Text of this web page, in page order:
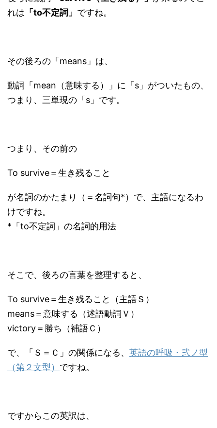
れは 「to不定詞」 ですね。
その後ろの「means」は、
動詞「mean（意味する）」に「s」がついたもの、
つまり、三単現の「s」です。
つまり、その前の
To survive＝生き残ること
が名詞のかたまり（＝名詞句*）で、主語になるわ
けですね。
*「to不定詞」の名詞的用法
そこで、後ろの言葉を整理すると、
To survive＝生き残ること（主語Ｓ）
means＝意味する（述語動詞Ｖ）
victory＝勝ち（補語Ｃ）
で、「Ｓ＝Ｃ」の関係になる、 英語の呼吸・弐ノ型
（第２文型） ですね。
ですからこの英訳は、